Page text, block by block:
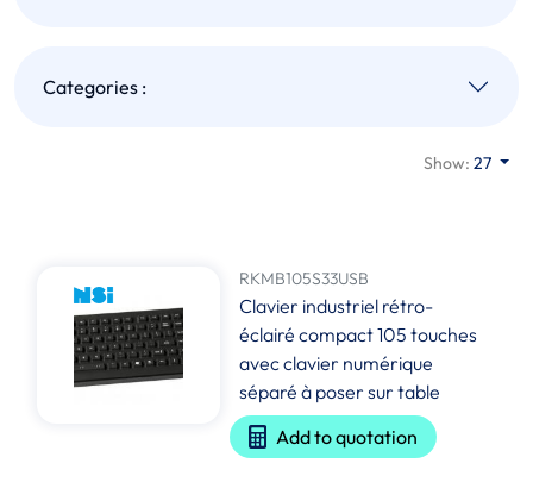
Categories :
Show:27
RKMB105S33USB
Clavier industriel rétro-
éclairé compact 105 touches
avec clavier numérique
séparé à poser sur table
Add to quotation